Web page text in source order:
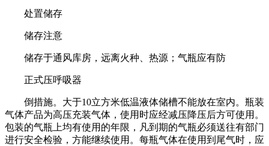
处置储存
储存注意
储存于通风库房，远离火种、热源；气瓶应有防
正式压呼吸器
倒措施。大于10立方米低温液体储槽不能放在室内。瓶装
气体产品为高压充装气体，使用时应经减压降压后方可使用。
包装的气瓶上均有使用的年限，凡到期的气瓶必须送往有部门
进行安全检验，方能继续使用。每瓶气体在使用到尾气时，应